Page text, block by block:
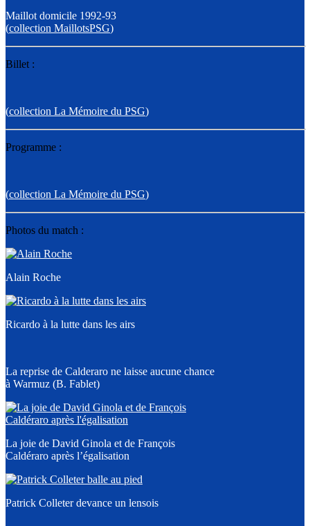
Maillot domicile 1992-93
(collection MaillotsPSG)
Billet :
(collection La Mémoire du PSG)
Programme :
(collection La Mémoire du PSG)
Photos du match :
Alain Roche
Ricardo à la lutte dans les airs
La reprise de Calderaro ne laisse aucune chance
à Warmuz (B. Fablet)
La joie de David Ginola et de François
Caldéraro après l’égalisation
Patrick Colleter devance un lensois